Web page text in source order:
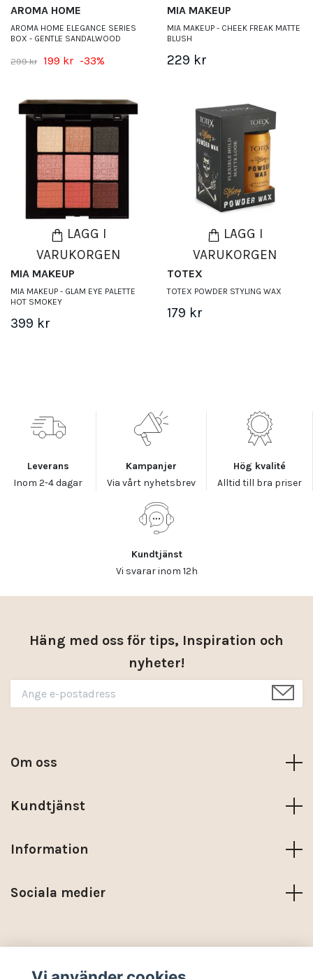
AROMA HOME
AROMA HOME ELEGANCE SERIES
BOX - GENTLE SANDALWOOD
299 kr 199 kr -33%
MIA MAKEUP
MIA MAKEUP - CHEEK FREAK MATTE
BLUSH
229 kr
LÄGG I
VARUKORGEN
MIA MAKEUP
MIA MAKEUP - GLAM EYE PALETTE
HOT SMOKEY
399 kr
LÄGG I
VARUKORGEN
TOTEX
TOTEX POWDER STYLING WAX
179 kr
Leverans
Inom 2-4 dagar
Kampanjer
Via vårt nyhetsbrev
Hög kvalité
Alltid till bra priser
Kundtjänst
Vi svarar inom 12h
Häng med oss för tips, Inspiration och
nyheter!
Om oss
Kundtjänst
Information
Sociala medier